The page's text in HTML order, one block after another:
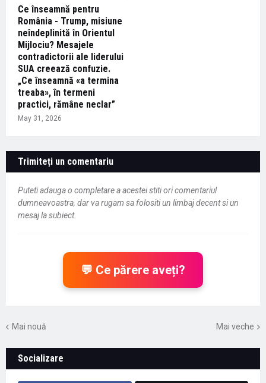
Ce înseamnă pentru
România - Trump, misiune
neîndeplinită în Orientul
Mijlociu? Mesajele
contradictorii ale liderului
SUA creează confuzie.
„Ce înseamnă «a termina
treaba», în termeni
practici, rămâne neclar”
May 31, 2026
Trimiteți un comentariu
Puteti adauga o completare a acestei stiti ori comentariul
dumneavoastra, dar va rugam sa folositi un limbaj decent si un
mesaj la subiect.
💬 Ce părere aveți?
Mai nouă Mai veche
Socializare